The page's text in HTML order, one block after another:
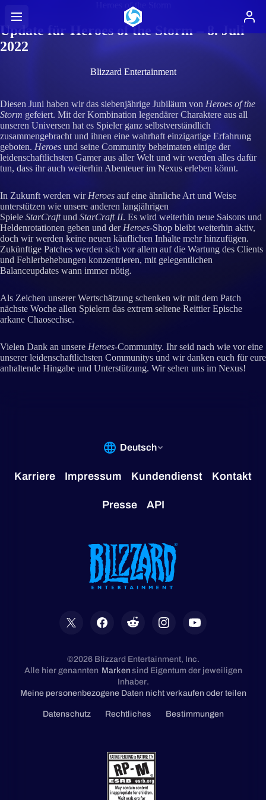
Heroes of the Storm
Update für Heroes of the Storm – 8. Juli
2022
Blizzard Entertainment
Diesen Juni haben wir das siebenjährige Jubiläum von Heroes of the
Storm gefeiert. Mit der Kombination legendärer Charaktere aus all
unseren Universen hat es Spieler ganz selbstverständlich
zusammengebracht und ihnen eine wahrhaft einzigartige Erfahrung
geboten. Heroes und seine Community beheimaten einige der
leidenschaftlichsten Gamer aus aller Welt und wir werden alles dafür
tun, dass ihr auch weiterhin Abenteuer im Nexus erleben könnt.
In Zukunft werden wir Heroes auf eine ähnliche Art und Weise
unterstützen wie unsere anderen langjährigen
Spiele StarCraftund StarCraft II. Es wird weiterhin neue Saisons und
Heldenrotationen geben und der Heroes-Shop bleibt weiterhin aktiv,
doch wir werden keine neuen käuflichen Inhalte mehr hinzufügen.
Zukünftige Patches werden sich vor allem auf die Wartung des Clients
und Fehlerbehebungen konzentrieren, mit gelegentlichen
Balanceupdates wann immer nötig.
Als Zeichen unserer Wertschätzung schenken wir mit dem Patch
nächste Woche allen Spielern das extrem seltene Reittier Epische
arkane Chaosechse.
Vielen Dank an unsere Heroes-Community. Ihr seid nach wie vor eine
unserer leidenschaftlichsten Communitys und wir danken euch für eure
anhaltende Hingabe und Unterstützung. Wir sehen uns im Nexus!